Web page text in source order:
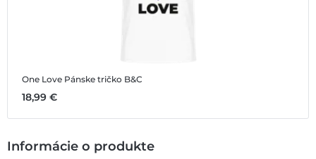
One Love Pánske tričko B&C
18,99 €
Informácie o produkte